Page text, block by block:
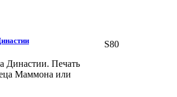
Династии. Печать
Маммона или
S80